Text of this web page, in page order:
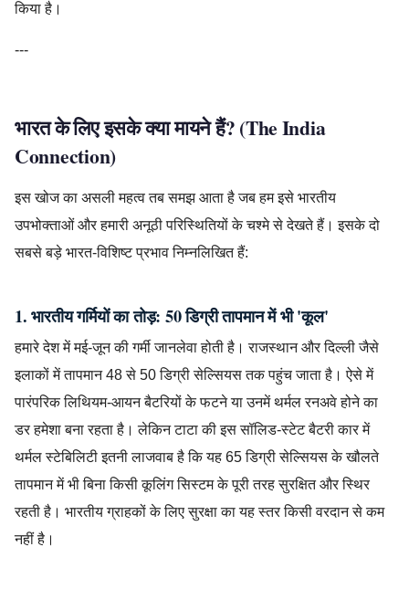
किया है।
---
भारत के लिए इसके क्या मायने हैं? (The India
Connection)
इस खोज का असली महत्व तब समझ आता है जब हम इसे भारतीय
उपभोक्ताओं और हमारी अनूठी परिस्थितियों के चश्मे से देखते हैं। इसके दो
सबसे बड़े भारत-विशिष्ट प्रभाव निम्नलिखित हैं:
1. भारतीय गर्मियों का तोड़: 50 डिग्री तापमान में भी 'कूल'
हमारे देश में मई-जून की गर्मी जानलेवा होती है। राजस्थान और दिल्ली जैसे
इलाकों में तापमान 48 से 50 डिग्री सेल्सियस तक पहुंच जाता है। ऐसे में
पारंपरिक लिथियम-आयन बैटरियों के फटने या उनमें थर्मल रनअवे होने का
डर हमेशा बना रहता है। लेकिन टाटा की इस सॉलिड-स्टेट बैटरी कार में
थर्मल स्टेबिलिटी इतनी लाजवाब है कि यह 65 डिग्री सेल्सियस के खौलते
तापमान में भी बिना किसी कूलिंग सिस्टम के पूरी तरह सुरक्षित और स्थिर
रहती है। भारतीय ग्राहकों के लिए सुरक्षा का यह स्तर किसी वरदान से कम
नहीं है।